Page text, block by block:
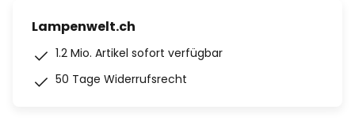
Lampenwelt.ch
1.2 Mio. Artikel sofort verfügbar
50 Tage Widerrufsrecht